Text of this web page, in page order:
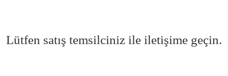
Lütfen satış temsilciniz ile iletişime geçin.